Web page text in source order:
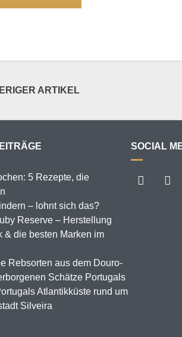
ARTIKEL
5 Rezepte, die
– lohnt sich das?
Reserve – Herstellung
& die besten Marken im
Rebsorten aus dem Douro-
Schätze Portugals
Atlantikküste rund um
Silveira
SOCIAL